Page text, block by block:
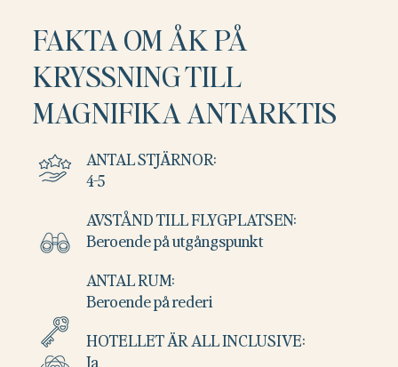
HOTELLET ÄR ALL INCLUSIVE:
Ja
ANTAL RUM:
Beroende på rederi
AVSTÅND TILL FLYGPLATSEN:
Beroende på utgångspunkt
ANTAL STJÄRNOR:
4-5
FAKTA OM ÅK PÅ
KRYSSNING TILL
MAGNIFIKA ANTARKTIS